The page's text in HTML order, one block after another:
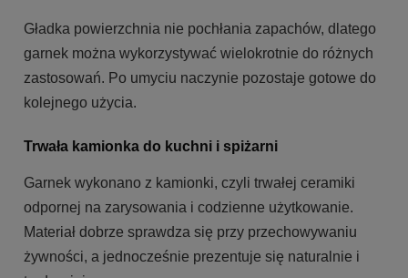
Gładka powierzchnia nie pochłania zapachów, dlatego
garnek można wykorzystywać wielokrotnie do różnych
zastosowań. Po umyciu naczynie pozostaje gotowe do
kolejnego użycia.
Trwała kamionka do kuchni i spiżarni
Garnek wykonano z kamionki, czyli trwałej ceramiki
odpornej na zarysowania i codzienne użytkowanie.
Materiał dobrze sprawdza się przy przechowywaniu
żywności, a jednocześnie prezentuje się naturalnie i